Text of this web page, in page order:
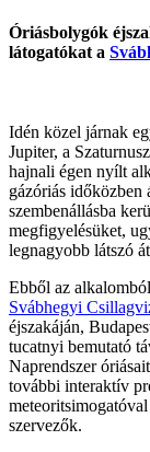
Óriásbolygók
látogatókat a
Idén közel járnak
Jupiter, a
hajnali égen nyílt
gázóriás időközben
szembenállásba
megfigyelésüket,
legnagyobb látszó
Ebből az
Svábhegyi
éjszakáján,
tucatnyi bemutató
Naprendszer
további interaktív
szervezők.